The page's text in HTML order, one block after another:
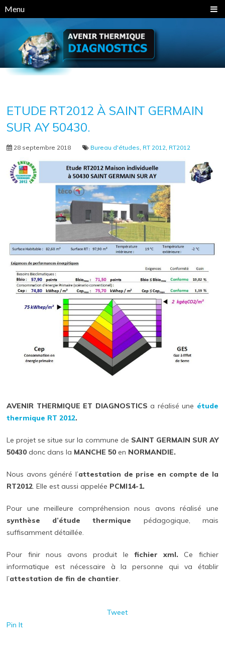
Menu
ETUDE RT2012 À SAINT GERMAIN
SUR AY 50430.
28 septembre 2018 Bureau d'études RT 2012 RT2012
AVENIR THERMIQUE ET DIAGNOSTICS a réalisé une étude
thermique RT 2012.
Le projet se situe sur la commune de SAINT GERMAIN SUR AY
50430donc dans la MANCHE 50 en NORMANDIE.
Nous avons généré l’attestation de prise en compte de la
RT2012. Elle est aussi appelée PCMI14-1.
Pour une meilleure compréhension nous avons réalisé une
synthèse d’étude thermique pédagogique, mais
suffisamment détaillée.
Pour finir nous avons produit le fichier xml. Ce fichier
informatique est nécessaire à la personne qui va établir
l’attestation de fin de chantier.
Tweet
Pin It
Panneau de gestion des cookies